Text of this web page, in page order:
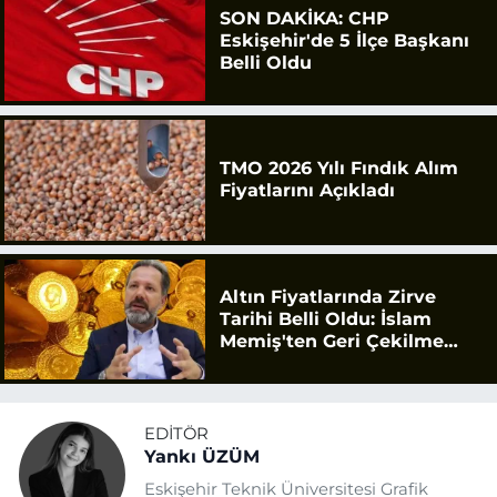
SON DAKİKA: CHP
Eskişehir'de 5 İlçe Başkanı
Belli Oldu
TMO 2026 Yılı Fındık Alım
Fiyatlarını Açıkladı
Altın Fiyatlarında Zirve
Tarihi Belli Oldu: İslam
Memiş'ten Geri Çekilme
EDITÖR
Yankı ÜZÜM
Eskişehir Teknik Üniversitesi Grafik